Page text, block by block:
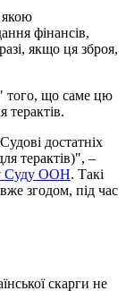
якою
фінансів,
якщо ця зброя,
того, що саме цю
терактів.
достатніх
терактів)", –
Суду ООН. Такі
згодом, під час
скарги не